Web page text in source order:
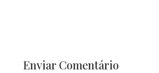
Enviar Comentário